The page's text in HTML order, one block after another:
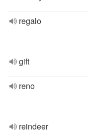
regalo
gift
reno
reindeer